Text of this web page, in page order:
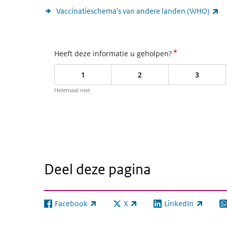
Vaccinatieschema's van andere landen (WHO)
Heeft deze informatie u geholpen?*
1 2 3
Helemaal niet
Deel deze pagina
Facebook
(externe link) X
(externe link) LinkedIn
(externe link)